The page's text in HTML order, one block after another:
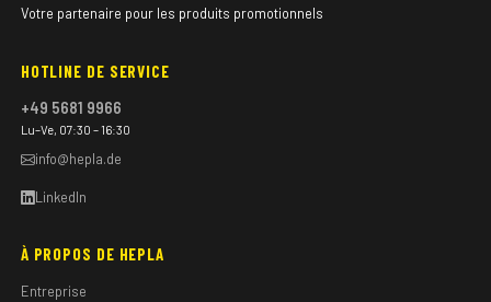
Votre partenaire pour les produits promotionnels
HOTLINE DE SERVICE
+49 5681 9966
Lu–Ve, 07:30 – 16:30
info@hepla.de
LinkedIn
À PROPOS DE HEPLA
Entreprise